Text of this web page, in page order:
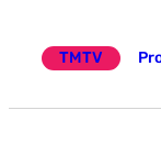
TMTV